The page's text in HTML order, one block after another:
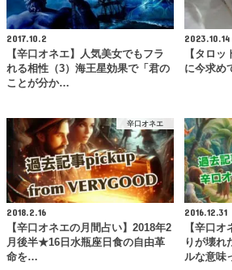
2017.10.2
【辛口オネエ】人気美女でもフラ
れる相性（3）海王星効果で「君の
ことが分か…
2023.10.14
【タロ
に今求め
辛口オネエ
2018.2.16
【辛口オネエの月間占い】2018年2
月後半★16日水瓶座日食の自由革
命を…
2016.12.31
【辛口
りが壊れ
ルな意味